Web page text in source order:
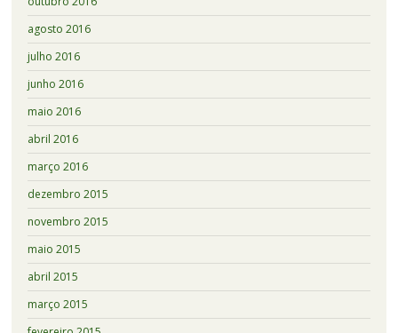
agosto 2016
julho 2016
junho 2016
maio 2016
abril 2016
março 2016
dezembro 2015
novembro 2015
maio 2015
abril 2015
março 2015